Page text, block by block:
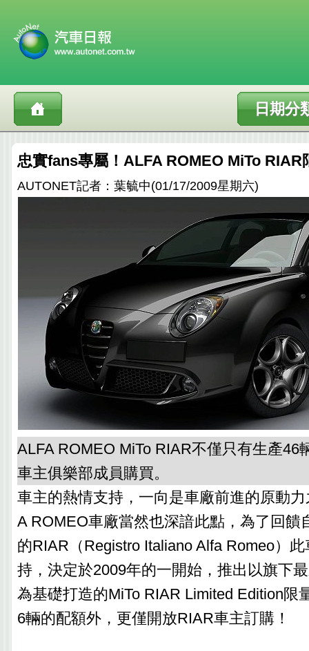
日期分
忠實fans專屬！ALFA ROMEO MiTo RIAR
AUTONET記者：葉毓中(01/17/2009星期六)
ALFA ROMEO MiTo RIAR不僅只有生產46
車主俱樂部成員購買。
車主的熱情支持，一向是車廠前進的原動
A ROMEO車廠當然也深諳此點，為了回饋
的RIAR（Registro Italiano Alfa Romeo）
持，決定於2009年的一開始，推出以旗下
為基礎打造的MiTo RIAR Limited Edition限
6輛的配額外，更僅開放RIAR車主訂購！